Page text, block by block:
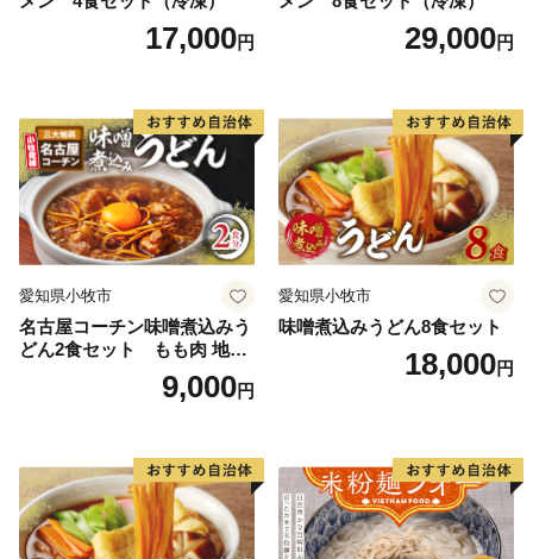
17,000円 29,000円
愛知県小牧市
名古屋コーチン味噌煮込みう
どん2食セット もも肉 地鶏
9,000円
愛知県小牧市
味噌煮込みうどん8食セット
18,000円